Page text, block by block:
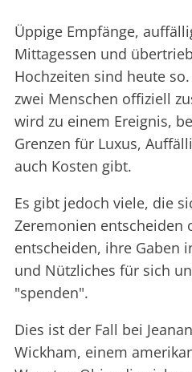
Üppige Empfänge,
Mittagessen und
Hochzeiten sind heute
zwei Menschen offiziell
wird zu einem Ereignis,
Grenzen für Luxus,
auch Kosten gibt.
Es gibt jedoch viele, die
Zeremonien entscheiden
entscheiden, ihre Gaben
und Nützliches für sich
"spenden".
Dies ist der Fall bei
Wickham, einem